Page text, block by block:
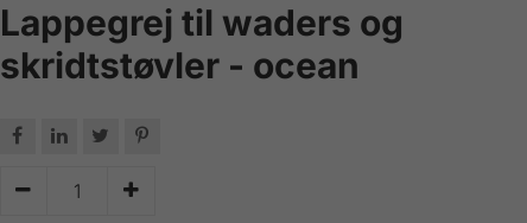
Lappegrej til waders og
skridtstøvler - ocean
   
 